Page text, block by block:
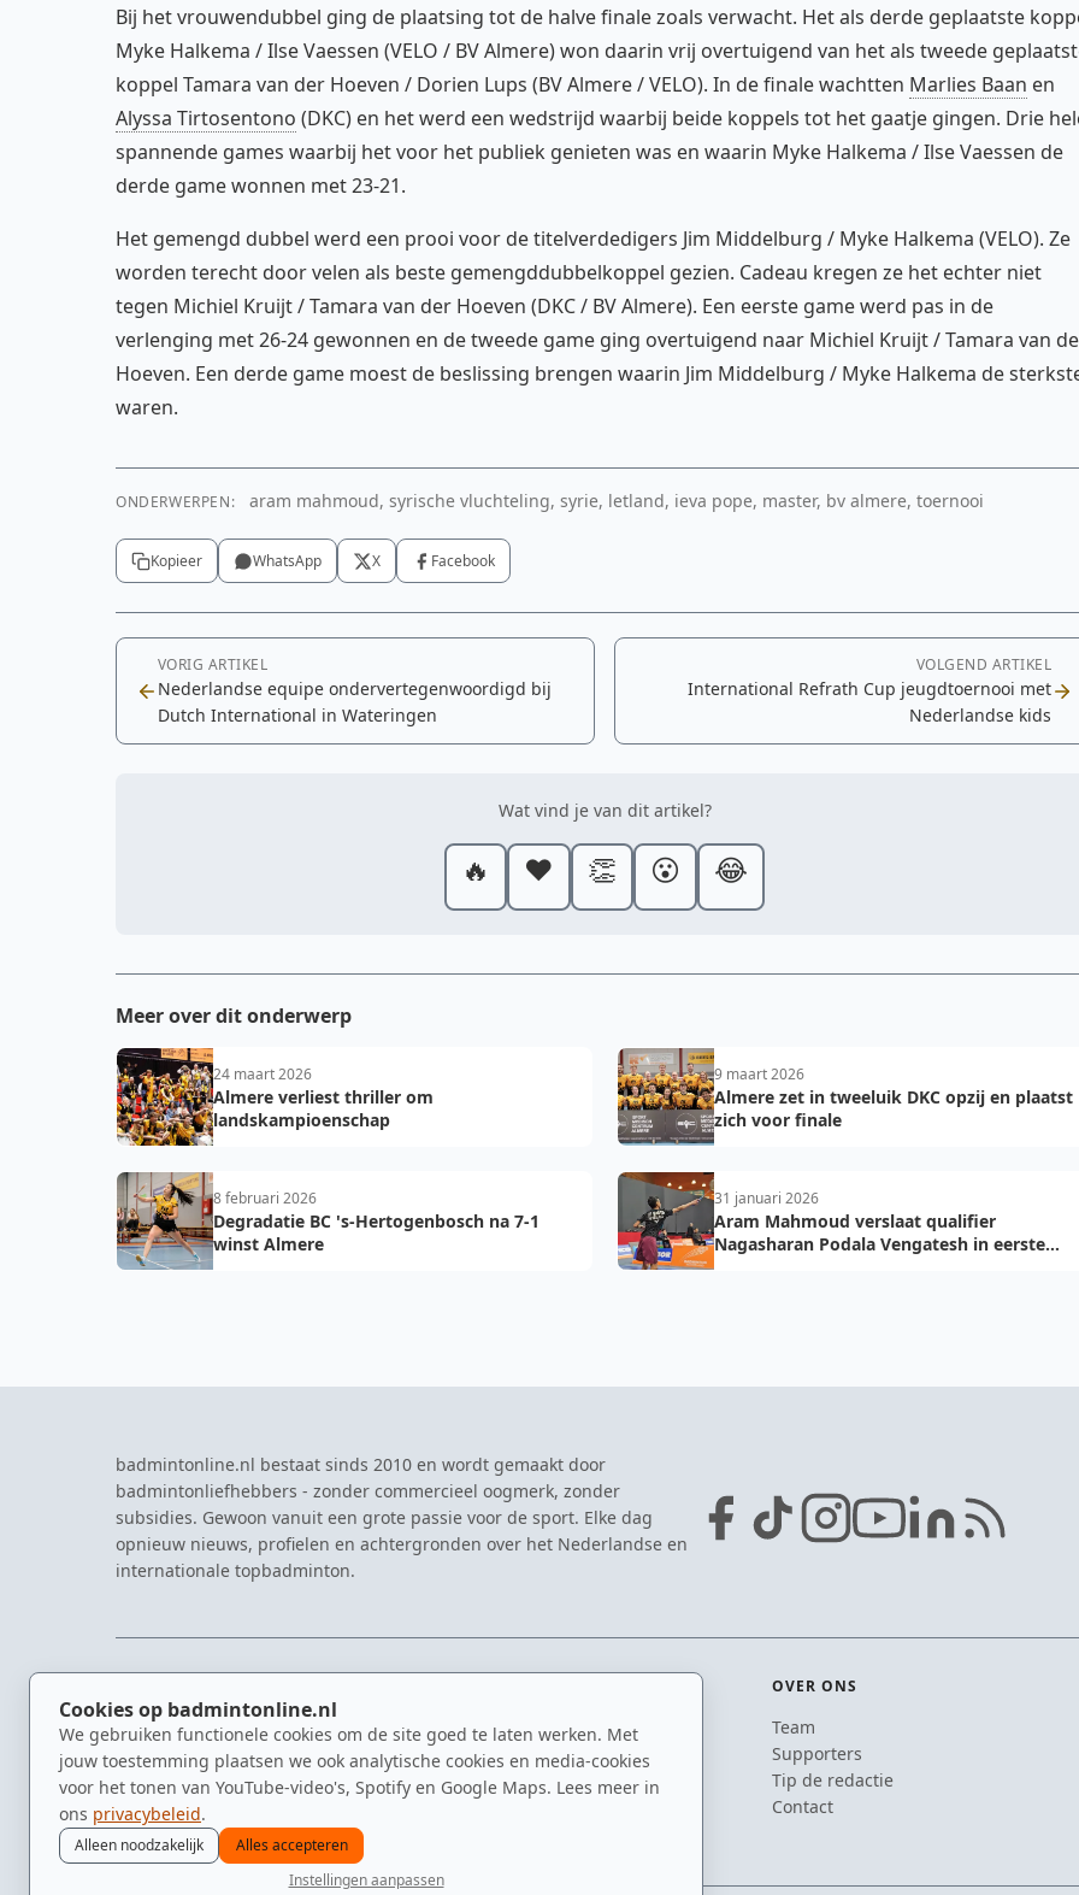
Cookies op badmintonline.nl
We gebruiken functionele cookies om de site goed te laten werken. Met
jouw toestemming plaatsen we ook analytische cookies en media-cookies
voor het tonen van YouTube-video's, Spotify en Google Maps. Lees meer in
ons privacybeleid.
Alleen noodzakelijk
Alles accepteren
Instellingen aanpassen
Bij het vrouwendubbel ging de plaatsing tot de halve finale zoals verwacht. Het als derde geplaatste
Myke Halkema / Ilse Vaessen (VELO / BV Almere) won daarin vrij overtuigend van het als tweede
koppel Tamara van der Hoeven / Dorien Lups (BV Almere / VELO). In de finale wachtten Marlies Baan en
Alyssa Tirtosentono (DKC) en het werd een wedstrijd waarbij beide koppels tot het gaatje gingen. Drie
spannende games waarbij het voor het publiek genieten was en waarin Myke Halkema / Ilse Vaessen de
derde game wonnen met 23-21.
Het gemengd dubbel werd een prooi voor de titelverdedigers Jim Middelburg / Myke Halkema (VELO). Ze
worden terecht door velen als beste gemengddubbelkoppel gezien. Cadeau kregen ze het echter niet
tegen Michiel Kruijt / Tamara van der Hoeven (DKC / BV Almere). Een eerste game werd pas in de
verlenging met 26-24 gewonnen en de tweede game ging overtuigend naar Michiel Kruijt / Tamara van
Hoeven. Een derde game moest de beslissing brengen waarin Jim Middelburg / Myke Halkema de
waren.
ONDERWERPEN: aram mahmoud, syrische vluchteling, syrie, letland, ieva pope, master, bv almere, toernooi
Kopieer WhatsApp X Facebook
VORIG ARTIKEL
Nederlandse equipe ondervertegenwoordigd bij
Dutch International in Wateringen
VOLGEND ARTIKEL
International Refrath Cup jeugdtoernooi met
Nederlandse kids
Wat vind je van dit artikel?
🔥 ❤️ 👏 😮 😂
Meer over dit onderwerp
24 maart 2026
Almere verliest thriller om
landskampioenschap
9 maart 2026
Almere zet in tweeluik DKC opzij en plaatst
zich voor finale
8 februari 2026
Degradatie BC 's-Hertogenbosch na 7-1
winst Almere
31 januari 2026
Aram Mahmoud verslaat qualifier
Nagasharan Podala Vengatesh in eerste
badmintonline.nl bestaat sinds 2010 en wordt gemaakt door
badmintonliefhebbers - zonder commercieel oogmerk, zonder
subsidies. Gewoon vanuit een grote passie voor de sport. Elke dag
opnieuw nieuws, profielen en achtergronden over het Nederlandse en
internationale topbadminton.
Nieuws
Kennisbank
Spelers
Clubs
Video's
Eredivisie
NK Badminton
Dutch Open
Zomerbadminton
OVER ONS
Team
Supporters
Tip de redactie
Contact